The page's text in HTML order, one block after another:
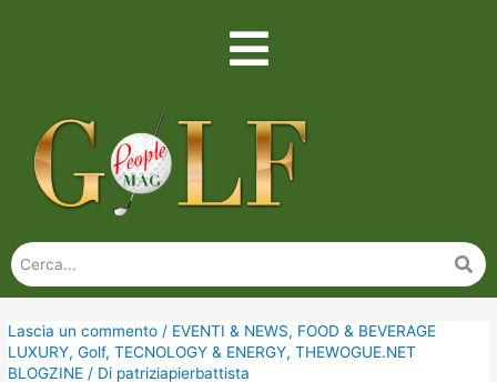
Lascia un commento / EVENTI & NEWS, FOOD & BEVERAGE
LUXURY,Golf,TECNOLOGY & ENERGY,THEWOGUE.NET
BLOGZINE / Di patriziapierbattista